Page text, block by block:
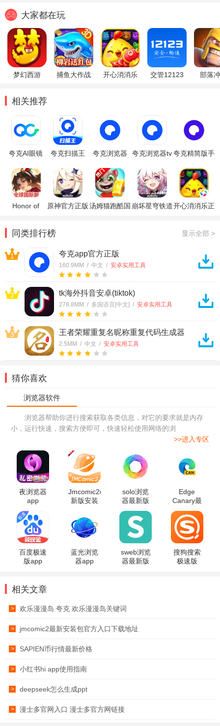
大家都在玩
梦幻西游 捕鱼大作战 开心消消乐 交管12123 部落
相关推荐
夸克AI眼镜
夸克扫描王
夸克浏览器
夸克浏览器tv夸克精简版手
Honor of
原神官方正版汤姆猫跑酷国 崩坏星穹铁道开心消消乐正
同类排行榜 显示全部 >
1 夸克app官方正版
160.9MM / 中文 / 安卓实用工具
2 tk海外抖音安卓(tiktok)
278.8MM / 多国语言[中文] / 安卓实用工具
3 王者荣耀重复名昵称重复代码生成器
2.5MM / 中文 / 安卓实用工具
猜你喜欢
浏览器帮助你进行搜索获取各类信息，对它的要求就是内存
小，运行快速，搜索方便即可，快速轻松使用网络的浏
>>进入专区
夜浏览器
app
Jmcomic2undefned
新版安装
2025版
solo浏览
器最新版
Edge
Canary最
新版
百度极速
版app
蓝光浏览
器app
sweb浏览
器最新版
搜狗搜索
极速版
相关文章
> 欢乐漫漫岛 夸克 欢乐漫漫岛关键词
> jmcomic2最新安装包官方入口下载地址
> SAPIEN币行情最新价格
> 小红书hi app使用指南
> deepseek怎么生成ppt
> 漫士多官网入口 漫士多官方网链接